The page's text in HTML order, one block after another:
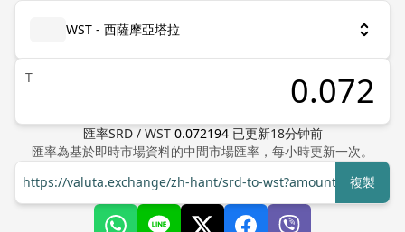
WST - 西薩摩亞塔拉
T
匯率SRD/ WST 0.072194 已更新18分钟前
匯率為基於即時市場資料的中間市場匯率，每小時更新一次。
https://valuta.exchange/zh-hant/srd-to-wst?amount=1複製